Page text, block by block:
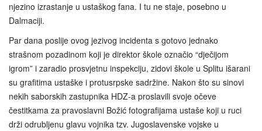
njezino izrastanje u ustaškog fana. I tu ne staje, posebno u
Dalmaciji.
Par dana poslije ovog jezivog incidenta s gotovo jednako
strašnom pozadinom koji je direktor škole označio “dječijom
igrom” i zaradio prosvjetnu inspekciju, zidovi škole u Splitu išarani
su grafitima ustaške i protusrpske sadržine. Nakon što su sinovi
nekih saborskih zastupnika HDZ-a proslavili svoje očeve
čestitkama za pravoslavni Božić fotografijama ustaše koji u ruci
drži odrubljenu glavu vojnika tzv. Jugoslavenske vojske u